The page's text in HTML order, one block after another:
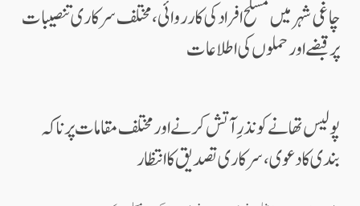
چاغی شہر میں مسلح افراد کی کارروائی، مختلف سرکاری تنصیبات
پر قبضے اور حملوں کی اطلاعات
پولیس تھانے کو نذرِ آتش کرنے اور مختلف مقامات پر ناکہ
بندی کا دعوی، سرکاری تصدیق کا انتظار